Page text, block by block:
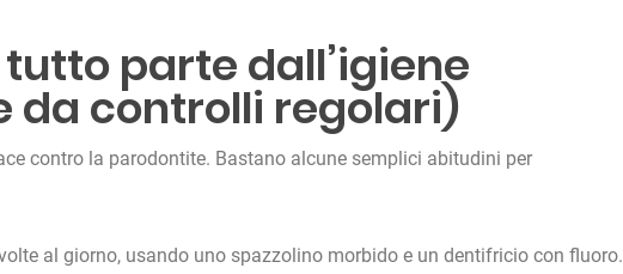
parte dall’igiene
da controlli regolari)
contro la parodontite. Bastano alcune semplici abitudini per
al giorno, usando uno spazzolino morbido e un dentifricio con fluoro.